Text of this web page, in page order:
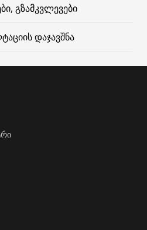
გზამკვლევები
დაჯავშნა